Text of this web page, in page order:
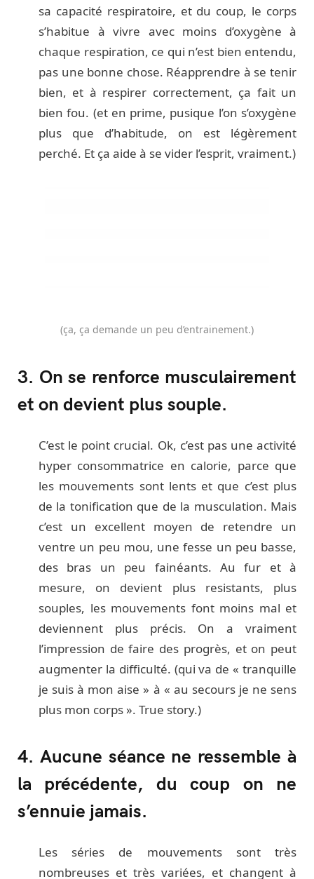
sa capacité respiratoire, et du coup, le corps
s’habitue à vivre avec moins d’oxygène à
chaque respiration, ce qui n’est bien entendu,
pas une bonne chose. Réapprendre à se tenir
bien, et à respirer correctement, ça fait un
bien fou. (et en prime, pusique l’on s’oxygène
plus que d’habitude, on est légèrement
perché. Et ça aide à se vider l’esprit, vraiment.)
(ça, ça demande un peu d’entrainement.)
3. On se renforce musculairement
et on devient plus souple.
C’est le point crucial. Ok, c’est pas une activité
hyper consommatrice en calorie, parce que
les mouvements sont lents et que c’est plus
de la tonification que de la musculation. Mais
c’est un excellent moyen de retendre un
ventre un peu mou, une fesse un peu basse,
des bras un peu fainéants. Au fur et à
mesure, on devient plus resistants, plus
souples, les mouvements font moins mal et
deviennent plus précis. On a vraiment
l’impression de faire des progrès, et on peut
augmenter la difficulté. (qui va de « tranquille
je suis à mon aise » à « au secours je ne sens
plus mon corps ». True story.)
4. Aucune séance ne ressemble à
la précédente, du coup on ne
s’ennuie jamais.
Les séries de mouvements sont très
nombreuses et très variées, et changent à